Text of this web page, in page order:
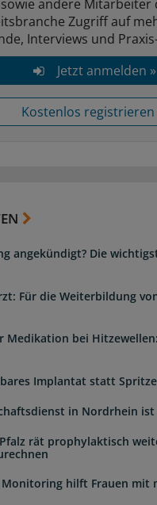
andere Mitarbeiter
Zugriff auf
Interviews und
Jetzt anmelden »
Kostenlos registrieren
angekündigt? Die
Für die Weiterbildung
Medikation bei
Implantat statt
in Nordrhein
rät prophylaktisch
hilft Frauen mit